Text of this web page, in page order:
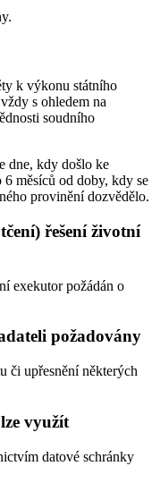
k výkonu státního
s ohledem na
soudního
dne, kdy došlo ke
měsíců od doby, kdy se
provinění dozvědělo.
řešení životní
exekutor požádán o
požadovány
či upřesnění některých
využít
datové schránky